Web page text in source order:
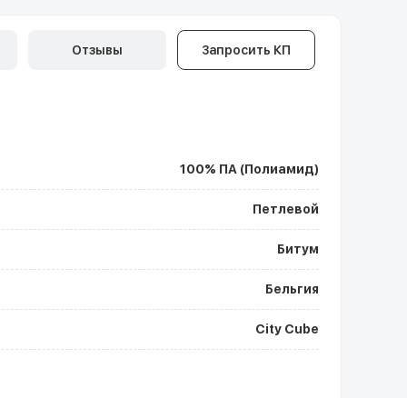
Отзывы Запросить КП
100% ПА (Полиамид)
Петлевой
Битум
Бельгия
City Cube